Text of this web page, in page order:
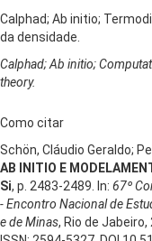
Calphad; Ab initio;
da densidade.
Calphad; Ab initio;
theory.
Como citar
Schön, Cláudio Geraldo;
AB INITIO E
Si, p. 2483-2489. In: 67º
- Encontro Nacional de
e de Minas, Rio de Jabeiro,